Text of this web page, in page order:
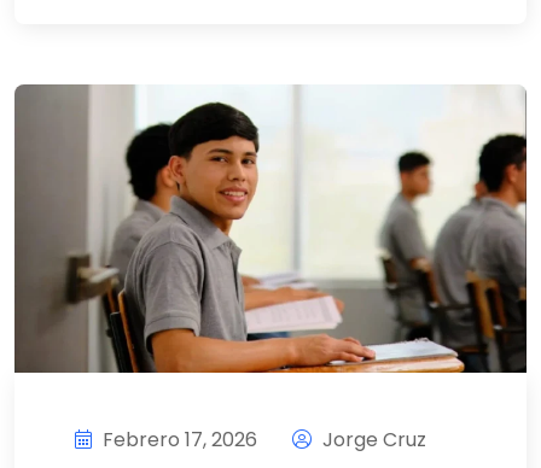
Febrero 17, 2026 Jorge Cruz